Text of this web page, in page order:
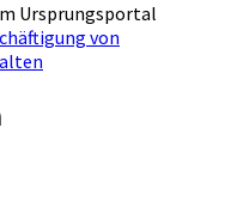
Ursprungsportal
von